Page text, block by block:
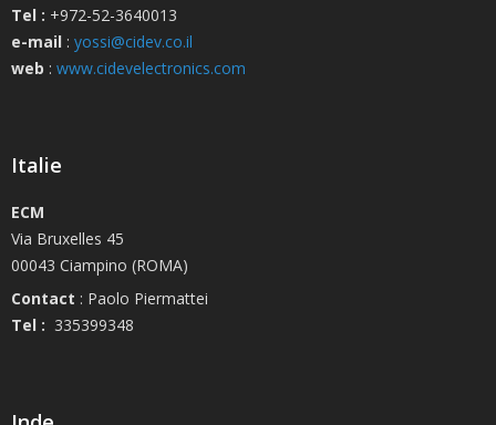
Tel : +972-52-3640013
e-mail : yossi@cidev.co.il
web : www.cidevelectronics.com
Italie
ECM
Via Bruxelles 45
00043 Ciampino (ROMA)
Contact : Paolo Piermattei
Tel : 335399348